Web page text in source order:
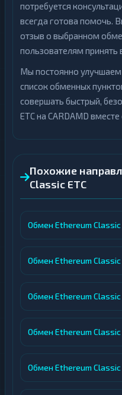
потребуется
всегда готова помочь.
отзыв о выбранном
пользователям принять
Мы постоянно
список обменных
совершать быстрый,
ETC на CARDAMD
Похожие
Classic ETC
Обмен Ethereum Classic
Обмен Ethereum Classic
Обмен Ethereum Classic
Обмен Ethereum Classic
Обмен Ethereum Classic